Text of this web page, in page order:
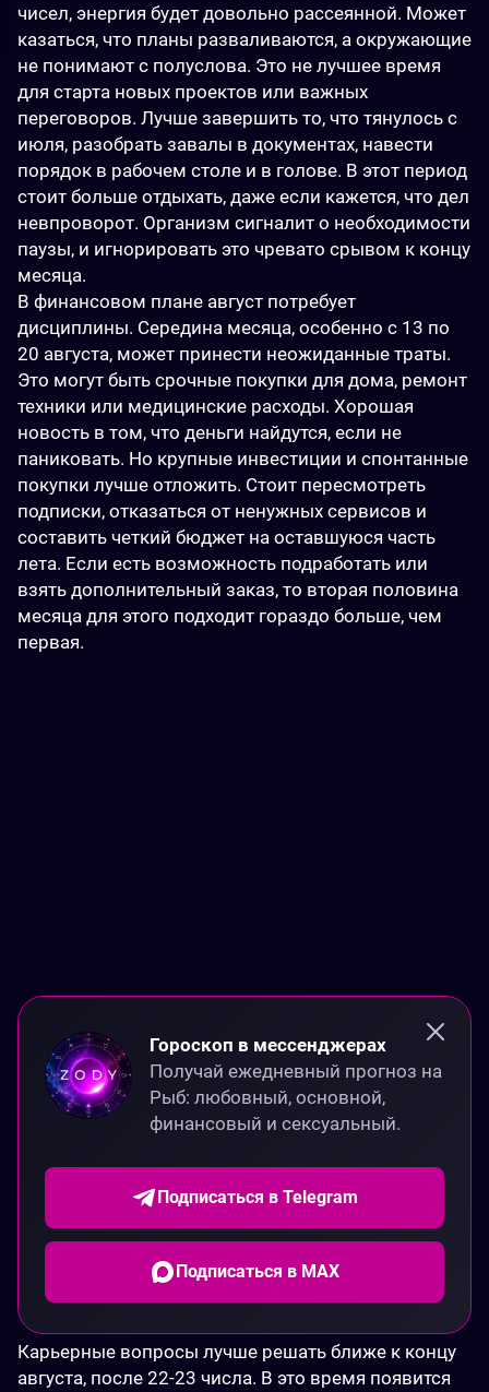
чисел, энергия будет довольно рассеянной. Может
казаться, что планы разваливаются, а окружающие
не понимают с полуслова. Это не лучшее время
для старта новых проектов или важных
переговоров. Лучше завершить то, что тянулось с
июля, разобрать завалы в документах, навести
порядок в рабочем столе и в голове. В этот период
стоит больше отдыхать, даже если кажется, что дел
невпроворот. Организм сигналит о необходимости
паузы, и игнорировать это чревато срывом к концу
месяца.
В финансовом плане август потребует
дисциплины. Середина месяца, особенно с 13 по
20 августа, может принести неожиданные траты.
Это могут быть срочные покупки для дома, ремонт
техники или медицинские расходы. Хорошая
новость в том, что деньги найдутся, если не
паниковать. Но крупные инвестиции и спонтанные
покупки лучше отложить. Стоит пересмотреть
подписки, отказаться от ненужных сервисов и
составить четкий бюджет на оставшуюся часть
лета. Если есть возможность подработать или
взять дополнительный заказ, то вторая половина
месяца для этого подходит гораздо больше, чем
первая.
Гороскоп в мессенджерах
Получай ежедневный прогноз на
Рыб: любовный, основной,
финансовый и сексуальный.
Подписаться в Telegram
Подписаться в MAX
Карьерные вопросы лучше решать ближе к концу
августа, после 22-23 числа. В это время появится